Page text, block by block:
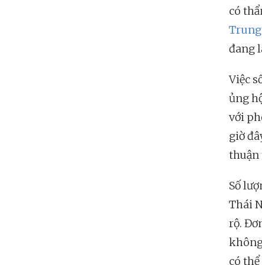
có
Trung
đang
Việc
ủng
với
giờ
thuận
Số
Thái
rộ.
có